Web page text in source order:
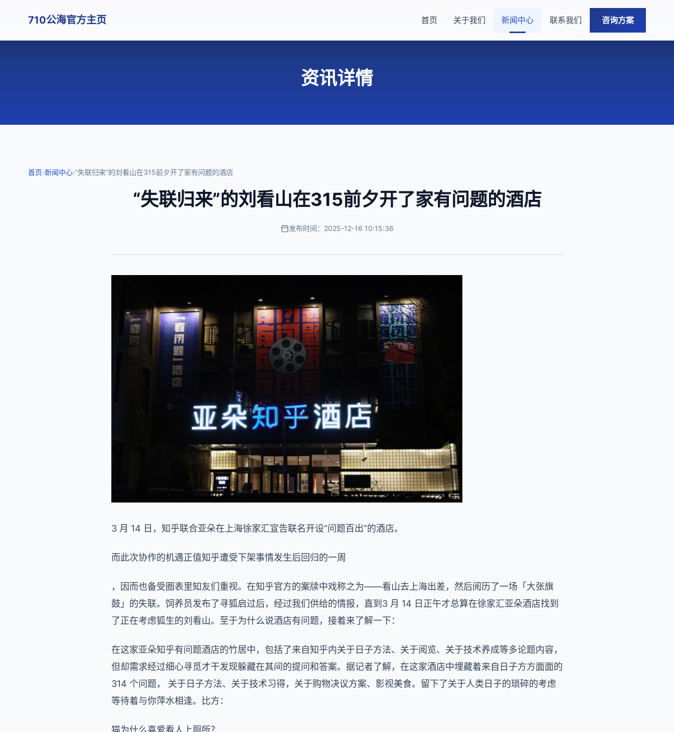
710公海官方主页 首页 关于我们 新闻中心 联系我们 咨询方案
资讯详情
首页›新闻中心›“失联归来”的刘看山在315前夕开了家有问题的酒店
“失联归来”的刘看山在315前夕开了家有问题的酒店
发布时间：2025-12-16 10:15:36
3 月 14 日，知乎联合亚朵在上海徐家汇宣告联名开设“问题百出”的酒店。
而此次协作的机遇正值知乎遭受下架事情发生后回归的一周
，因而也备受圈表里知友们重视。在知乎官方的案牍中戏称之为——看山去上海出差，然后阅历了一场「大张旗
鼓」的失联。饲养员发布了寻狐启过后，经过我们供给的情报，直到3 月 14 日正午才总算在徐家汇亚朵酒店找到
了正在考虑狐生的刘看山。至于为什么说酒店有问题，接着来了解一下：
在这家亚朵知乎有问题酒店的竹居中，包括了来自知乎内关于日子方法、关于阅览、关于技术养成等多论题内容，
但却需求经过细心寻觅才干发现躲藏在其间的提问和答案。据记者了解，在这家酒店中埋藏着来自日子方方面面的
314 个问题， 关于日子方法、关于技术习得，关于购物决议方案、影视美食。留下了关于人类日子的琐碎的考虑
等待着与你萍水相逢。比方：
猫为什么喜爱看人上厕所？